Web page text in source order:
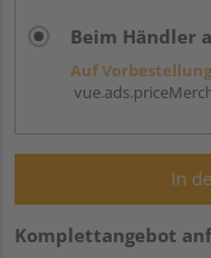
Beim Händler
Auf
In
Komplettangebot